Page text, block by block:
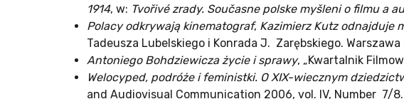
1914, w: Tvořivé zrady. Současne polske myšleni o filmu a
Polacy odkrywają kinematograf, Kazimierz Kutz odnajduje
Tadeusza Lubelskiego i Konrada J. Zarębskiego. Warszawa
Antoniego Bohdziewicza życie i sprawy, „Kwartalnik
Welocyped, podróże i feministki. O XIX-wiecznym
and Audiovisual Communication 2006, vol. IV, Number 7/8.